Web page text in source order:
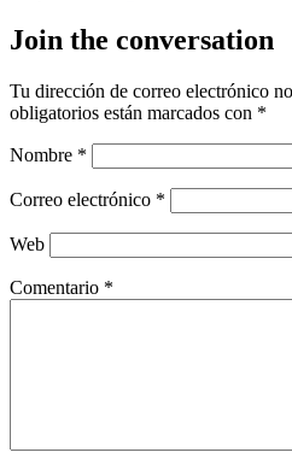
Join the conversation
Tu dirección de correo electrónico
obligatorios están marcados con *
Nombre *
Correo electrónico *
Web
Comentario *